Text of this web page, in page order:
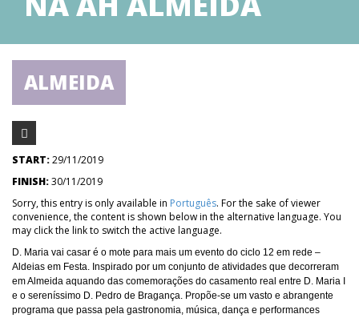
ALMEIDA
START:29/11/2019
FINISH:30/11/2019
Sorry, this entry is only available in Português. For the sake of viewer
convenience, the content is shown below in the alternative language. You
may click the link to switch the active language.
D. Maria vai casar é o mote para mais um evento do ciclo 12 em rede –
Aldeias em Festa. Inspirado por um conjunto de atividades que decorreram
em Almeida aquando das comemorações do casamento real entre D. Maria I
e o sereníssimo D. Pedro de Bragança. Propõe-se um vasto e abrangente
programa que passa pela gastronomia, música, dança e performances